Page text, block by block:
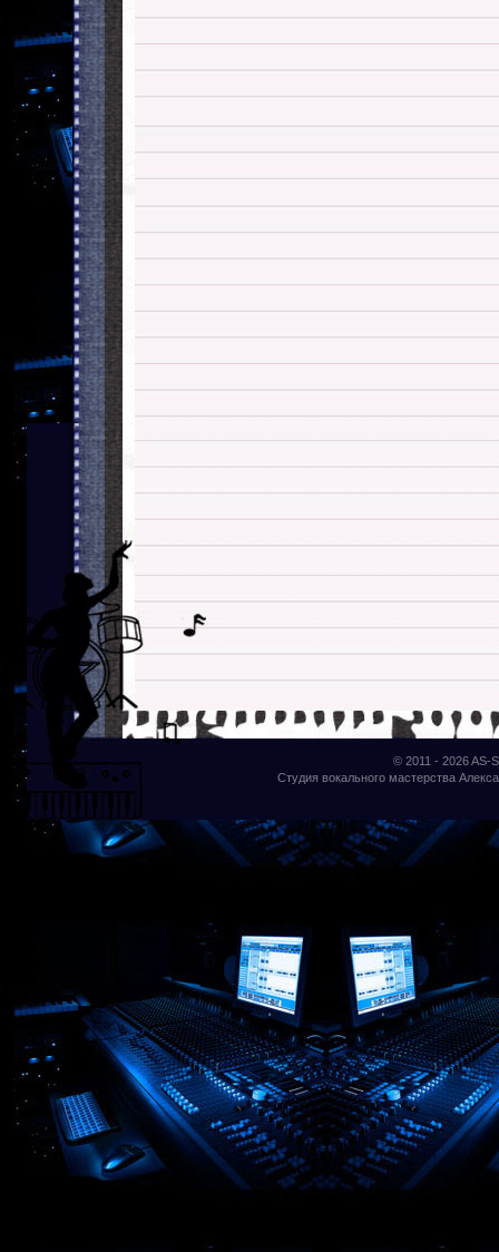
© 2011 - 2026AS-
Студия вокального мастерства